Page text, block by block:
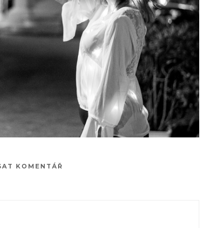
KOMENTÁŘ